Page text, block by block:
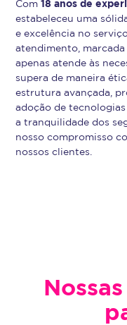
Com18 anos de
estabeleceu uma
e excelência no
atendimento,
apenas atende às
supera de maneira
estrutura avançada,
adoção de
a tranquilidade dos
nosso compromisso
nossos clientes.